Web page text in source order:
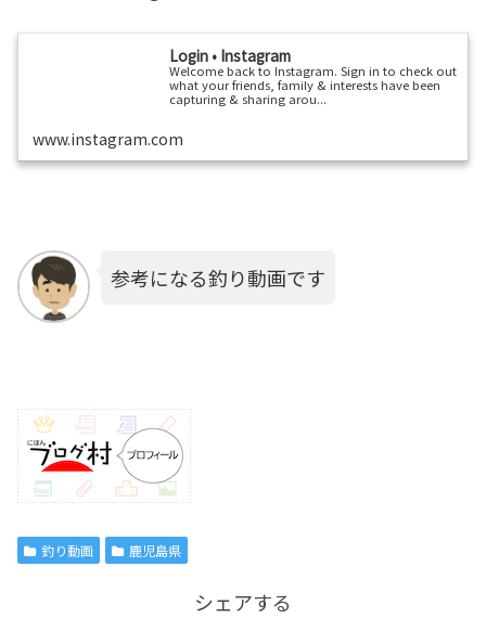
Login • Instagram
Welcome back to Instagram. Sign in to check out
what your friends, family & interests have been
capturing & sharing arou...
www.instagram.com
参考になる釣り動画です
釣り動画 鹿児島県
シェアする